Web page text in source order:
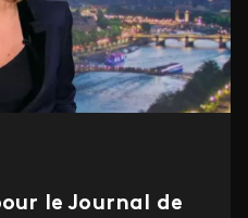
le Journal de